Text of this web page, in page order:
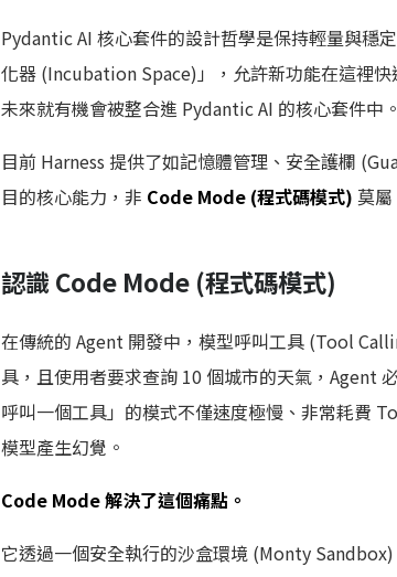
Pydantic AI 核心套件的設計哲學是保持輕量與穩
化器 (Incubation Space)」，允許新功能在這裡
未來就有機會被整合進 Pydantic AI 的核心套件中。
目前 Harness 提供了如記憶體管理、安全護欄
目的核心能力，非 Code Mode (程式碼模式) 莫屬
認識 Code Mode (程式碼模式)
在傳統的 Agent 開發中，模型呼叫工具 (Tool
具，且使用者要求查詢 10 個城市的天氣，Agent
呼叫一個工具」的模式不僅速度極慢、非常耗費
模型產生幻覺。
Code Mode 解決了這個痛點。
它透過一個安全執行的沙盒環境 (Monty